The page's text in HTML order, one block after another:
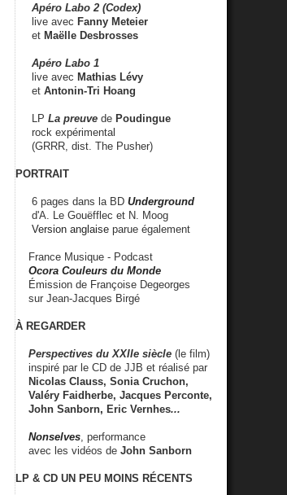
Apéro Labo 2 (Codex)
live avec Fanny Meteier
et Maëlle Desbrosses
Apéro Labo 1
live avec Mathias Lévy
et Antonin-Tri Hoang
LP La preuve de Poudingue
rock expérimental
(GRRR, dist. The Pusher)
PORTRAIT
6 pages dans la BD Underground
d'A. Le Gouëfflec et N. Moog
Version anglaise parue également
France Musique - Podcast
Ocora Couleurs du Monde
Émission de Françoise Degeorges
sur Jean-Jacques Birgé
À REGARDER
Perspectives du XXIIe siècle (le film)
inspiré par le CD de JJB et réalisé par
Nicolas Clauss, Sonia Cruchon,
Valéry Faidherbe, Jacques Perconte,
John Sanborn, Eric Vernhes...
Nonselves , performance
avec les vidéos de John Sanborn
LP & CD UN PEU MOINS RÉCENTS